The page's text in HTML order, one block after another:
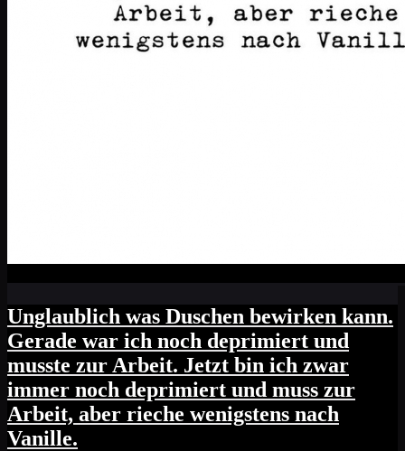
Unglaublich was Duschen bewirken kann.
Gerade war ich noch deprimiert und
musste zur Arbeit. Jetzt bin ich zwar
immer noch deprimiert und muss zur
Arbeit, aber rieche wenigstens nach
Vanille.